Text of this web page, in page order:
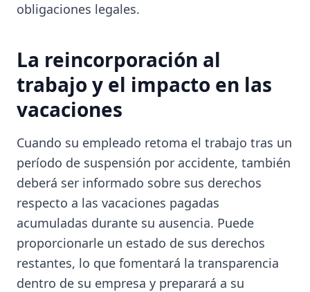
obligaciones legales.
La reincorporación al
trabajo y el impacto en las
vacaciones
Cuando su empleado retoma el trabajo tras un
período de suspensión por accidente, también
deberá ser informado sobre sus derechos
respecto a las vacaciones pagadas
acumuladas durante su ausencia. Puede
proporcionarle un estado de sus derechos
restantes, lo que fomentará la transparencia
dentro de su empresa y preparará a su